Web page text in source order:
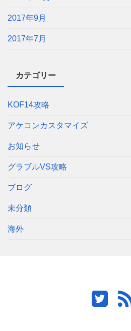
2017年9月
2017年7月
カテゴリー
KOF14攻略
アケコンカスタマイズ
お知らせ
グラブルVS攻略
ブログ
未分類
海外